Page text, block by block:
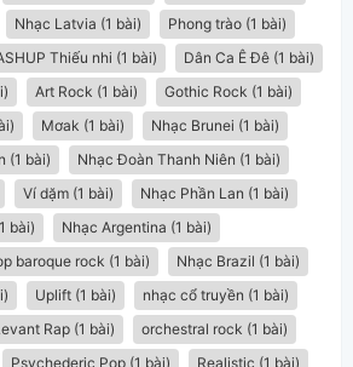
Nhạc Latvia (1 bài)
Phong trào (1 bài)
Thiếu nhi (1 bài)
Dân Ca Ê Đê (1 bài)
Art Rock (1 bài)
Gothic Rock (1 bài)
Mơak (1 bài)
Nhạc Brunei (1 bài)
(1 bài)
Nhạc Đoàn Thanh Niên (1 bài)
Ví dặm (1 bài)
Nhạc Phần Lan (1 bài)
bài)
Nhạc Argentina (1 bài)
baroque rock (1 bài)
Nhạc Brazil (1 bài)
Uplift (1 bài)
nhạc cổ truyền (1 bài)
Rap (1 bài)
orchestral rock (1 bài)
Psychederic Pop (1 bài)
Realistic (1 bài)